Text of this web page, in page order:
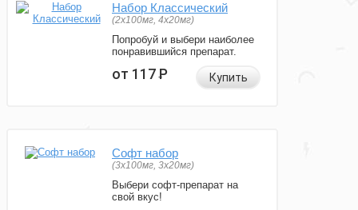
Набор Классический
(2x100мг, 4x20мг)
Попробуй и выбери наиболее
понравившийся препарат.
от 117Р Купить
Софт набор
(3x100мг, 3x20мг)
Выбери софт-препарат на
свой вкус!